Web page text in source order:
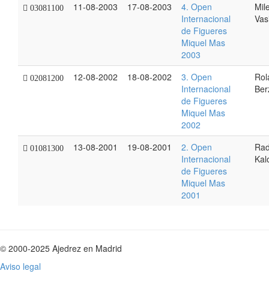
03081100 11-08-2003 17-08-2003
4. Open
Internacional
de Figueres
Miquel Mas
2003
02081200 12-08-2002 18-08-2002
3. Open
Internacional
de Figueres
Miquel Mas
2002
01081300 13-08-2001 19-08-2001
2. Open
Internacional
de Figueres
Miquel Mas
2001
© 2000-2025 Ajedrez en Madrid
Aviso legal